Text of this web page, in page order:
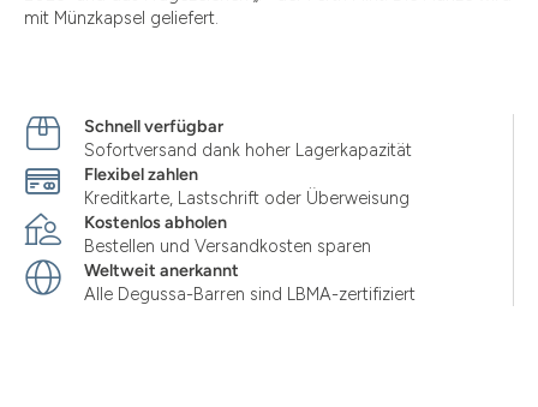
mit Münzkapsel geliefert.
Schnell verfügbar
Sofortversand dank hoher Lagerkapazität
Flexibel zahlen
Kreditkarte, Lastschrift oder Überweisung
Kostenlos abholen
Bestellen und Versandkosten sparen
Weltweit anerkannt
Alle Degussa-Barren sind LBMA-zertifiziert